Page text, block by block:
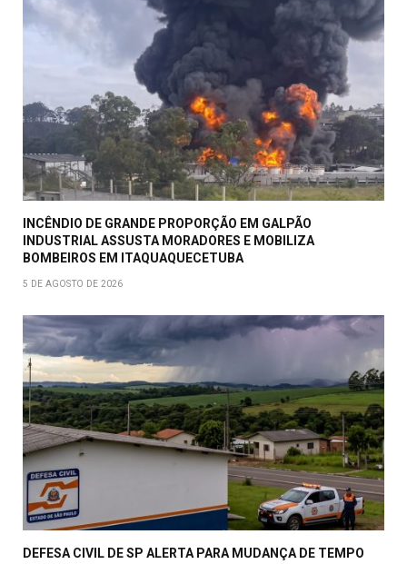
INCÊNDIO DE GRANDE PROPORÇÃO EM GALPÃO
INDUSTRIAL ASSUSTA MORADORES E MOBILIZA
BOMBEIROS EM ITAQUAQUECETUBA
5 DE AGOSTO DE 2026
DEFESA CIVIL DE SP ALERTA PARA MUDANÇA DE TEMPO